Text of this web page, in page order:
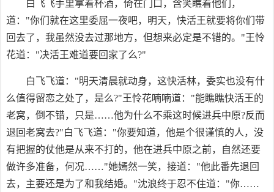
白飞飞手里拿着杯酒，倚在门口，含笑瞧着他们，
道："你们就在这里委屈一夜吧，明天，快活王就要将你们带
回去了，我虽然没去过那地方，但想来必定是不错的。"王怜
花道："决活王难道要回家了么?"
白飞飞道："明天清晨就动身，这快活林，委实也没有什
么值得留恋之处了，是么?"王怜花喃喃道："能瞧瞧快活王的
老窝，倒不错，只是……他为什么不乘这时候进兵中原?反而
退回老窝去?"白飞飞道："你要知道，他是个很谨慎的人，没
有把握的仗他是从来不打的，他在进兵中原之前，自然还要
做许多准备，何况……"她嫣然一笑，接道："他此番先退回
去，主要还是为了和我结婚。"沈浪终于忍不住道："你……